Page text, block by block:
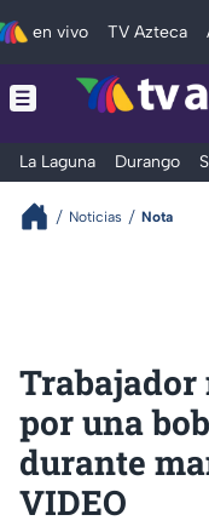
en vivo TV Azteca
La Laguna Durango
Noticias Nota
Trabajador
por una
durante
VIDEO